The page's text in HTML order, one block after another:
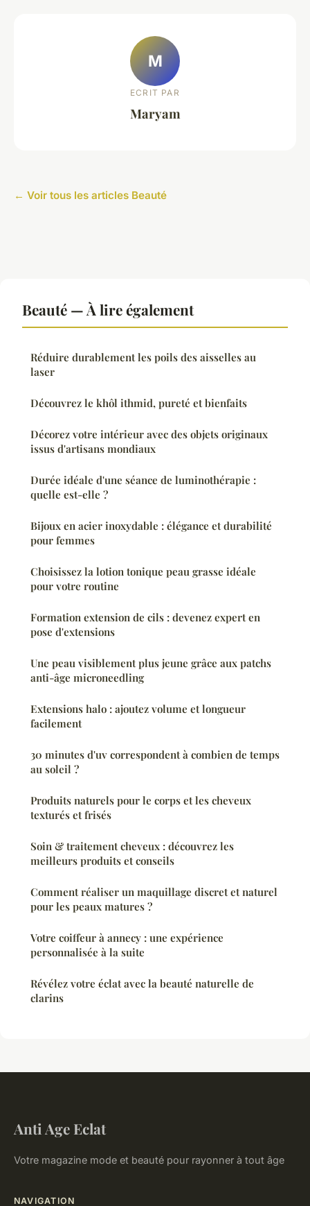
M
ECRIT PAR
Maryam
← Voir tous les articles Beauté
Beauté — À lire également
Réduire durablement les poils des aisselles au
laser
Découvrez le khôl ithmid, pureté et bienfaits
Décorez votre intérieur avec des objets originaux
issus d'artisans mondiaux
Durée idéale d'une séance de luminothérapie :
quelle est-elle ?
Bijoux en acier inoxydable : élégance et durabilité
pour femmes
Choisissez la lotion tonique peau grasse idéale
pour votre routine
Formation extension de cils : devenez expert en
pose d'extensions
Une peau visiblement plus jeune grâce aux patchs
anti-âge microneedling
Extensions halo : ajoutez volume et longueur
facilement
30 minutes d'uv correspondent à combien de temps
au soleil ?
Produits naturels pour le corps et les cheveux
texturés et frisés
Soin & traitement cheveux : découvrez les
meilleurs produits et conseils
Comment réaliser un maquillage discret et naturel
pour les peaux matures ?
Votre coiffeur à annecy : une expérience
personnalisée à la suite
Révélez votre éclat avec la beauté naturelle de
clarins
Anti Age Eclat
Votre magazine mode et beauté pour rayonner à tout âge
NAVIGATION